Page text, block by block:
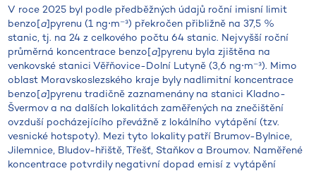
V roce 2025 byl podle předběžných údajů roční imisní limit
benzo[a]pyrenu (1 ng⋅m⁻³) překročen přibližně na 37,5 %
stanic, tj. na 24 z celkového počtu 64 stanic. Nejvyšší roční
průměrná koncentrace benzo[a]pyrenu byla zjištěna na
venkovské stanici Věřňovice-Dolní Lutyně (3,6 ng⋅m⁻³). Mimo
oblast Moravskoslezského kraje byly nadlimitní koncentrace
benzo[a]pyrenu tradičně zaznamenány na stanici Kladno-
Švermov a na dalších lokalitách zaměřených na znečištění
ovzduší pocházejícího převážně z lokálního vytápění (tzv.
vesnické hotspoty). Mezi tyto lokality patří Brumov-Bylnice,
Jilemnice, Bludov-hřiště, Třešť, Staňkov a Broumov. Naměřené
koncentrace potvrdily negativní dopad emisí z vytápění